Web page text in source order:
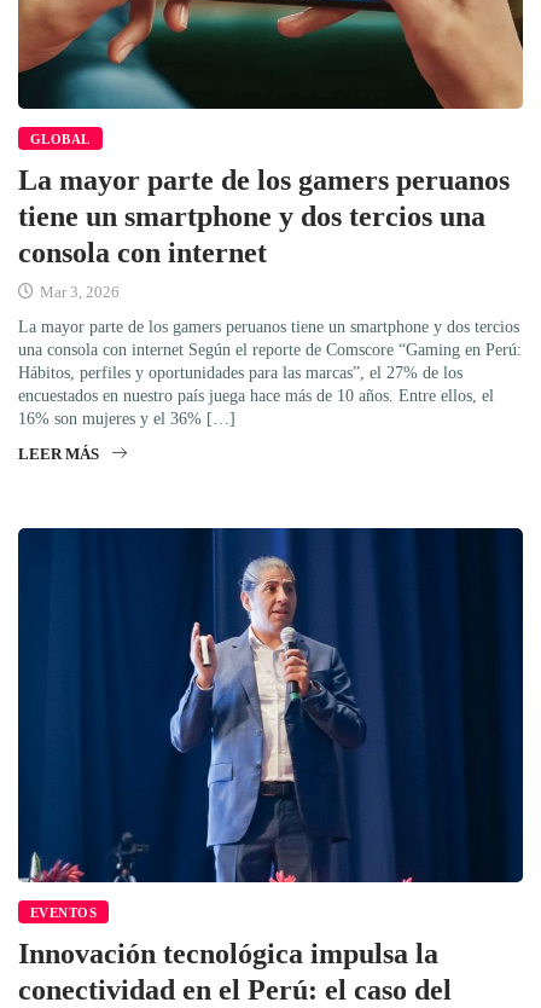
GLOBAL
La mayor parte de los gamers peruanos
tiene un smartphone y dos tercios una
consola con internet
Mar 3, 2026
La mayor parte de los gamers peruanos tiene un smartphone y dos tercios
una consola con internet Según el reporte de Comscore “Gaming en Perú:
Hábitos, perfiles y oportunidades para las marcas”, el 27% de los
encuestados en nuestro país juega hace más de 10 años. Entre ellos, el
16% son mujeres y el 36% […]
LEER MÁS
EVENTOS
Innovación tecnológica impulsa la
conectividad en el Perú: el caso del